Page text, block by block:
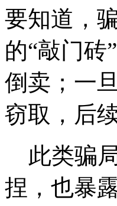
要知道，
的“敲门砖
倒卖；一
窃取，后
此类骗
捏，也暴